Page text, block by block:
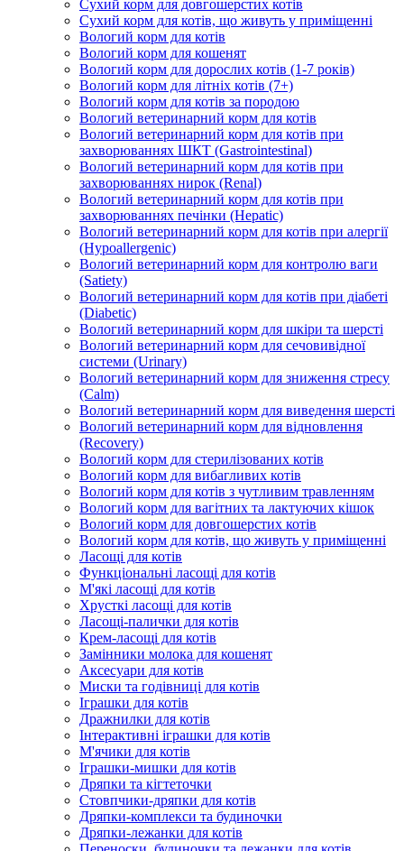
Сухий корм для довгошерстих котів
Сухий корм для котів, що живуть у приміщенні
Вологий корм для котів
Вологий корм для кошенят
Вологий корм для дорослих котів (1-7 років)
Вологий корм для літніх котів (7+)
Вологий корм для котів за породою
Вологий ветеринарний корм для котів
Вологий ветеринарний корм для котів при
захворюваннях ШКТ (Gastrointestinal)
Вологий ветеринарний корм для котів при
захворюваннях нирок (Renal)
Вологий ветеринарний корм для котів при
захворюваннях печінки (Hepatic)
Вологий ветеринарний корм для котів при алергії
(Hypoallergenic)
Вологий ветеринарний корм для контролю ваги
(Satiety)
Вологий ветеринарний корм для котів при діабеті
(Diabetic)
Вологий ветеринарний корм для шкіри та шерсті
Вологий ветеринарний корм для сечовивідної
системи (Urinary)
Вологий ветеринарний корм для зниження стресу
(Calm)
Вологий ветеринарний корм для виведення шерсті
Вологий ветеринарний корм для відновлення
(Recovery)
Вологий корм для стерилізованих котів
Вологий корм для вибагливих котів
Вологий корм для котів з чутливим травленням
Вологий корм для вагітних та лактуючих кішок
Вологий корм для довгошерстих котів
Вологий корм для котів, що живуть у приміщенні
Ласощі для котів
Функціональні ласощі для котів
М'які ласощі для котів
Хрусткі ласощі для котів
Ласощі-палички для котів
Крем-ласощі для котів
Замінники молока для кошенят
Аксесуари для котів
Миски та годівниці для котів
Іграшки для котів
Дражнилки для котів
Інтерактивні іграшки для котів
М'ячики для котів
Іграшки-мишки для котів
Дряпки та кігтеточки
Стовпчики-дряпки для котів
Дряпки-комплекси та будиночки
Дряпки-лежанки для котів